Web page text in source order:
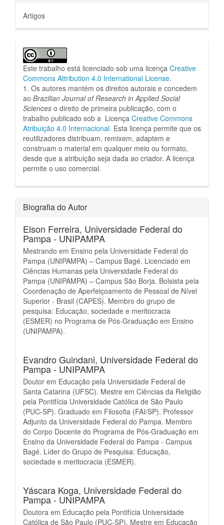
Artigos
Este trabalho está licenciado sob uma licença Creative
Commons Attribution 4.0 International License.
1. Os autores mantém os direitos autorais e concedem
ao Brazilian Journal of Research in Applied Social
Sciences o direito de primeira publicação, com o
trabalho publicado sob a Licença Creative Commons
Atribuição 4.0 Internacional. Esta licença permite que os
reutilizadores distribuam, remixem, adaptem e
construam o material em qualquer meio ou formato,
desde que a atribuição seja dada ao criador. A licença
permite o uso comercial.
Biografia do Autor
Elson Ferreira, Universidade Federal do
Pampa - UNIPAMPA
Mestrando em Ensino pela Universidade Federal do
Pampa (UNIPAMPA) – Campus Bagé. Licenciado em
Ciências Humanas pela Universidade Federal do
Pampa (UNIPAMPA) – Campus São Borja. Bolsista pela
Coordenação de Aperfeiçoamento de Pessoal de Nível
Superior - Brasil (CAPES). Membro do grupo de
pesquisa: Educação, sociedade e meritocracia
(ESMER) no Programa de Pós-Graduação em Ensino
(UNIPAMPA).
Evandro Guindani, Universidade Federal do
Pampa - UNIPAMPA
Doutor em Educação pela Universidade Federal de
Santa Catarina (UFSC). Mestre em Ciências da Religião
pela Pontifícia Universidade Católica de São Paulo
(PUC-SP). Graduado em Filosofia (FAI/SP). Professor
Adjunto da Universidade Federal do Pampa. Membro
do Corpo Docente do Programa de Pós-Graduação em
Ensino da Universidade Federal do Pampa - Campus
Bagé. Líder do Grupo de Pesquisa: Educação,
sociedade e meritocracia (ESMER).
Yáscara Koga, Universidade Federal do
Pampa - UNIPAMPA
Doutora em Educação pela Pontifícia Universidade
Católica de São Paulo (PUC-SP). Mestre em Educação